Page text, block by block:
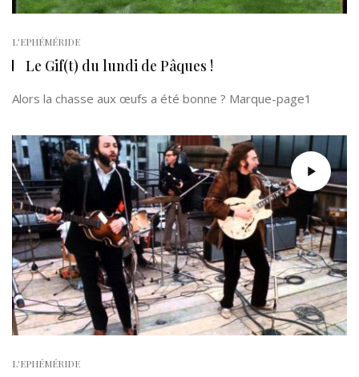
L'EPHÉMÉRIDE
Le Gif(t) du lundi de Pâques !
Alors la chasse aux œufs a été bonne ? Marque-page1
L'EPHÉMÉRIDE